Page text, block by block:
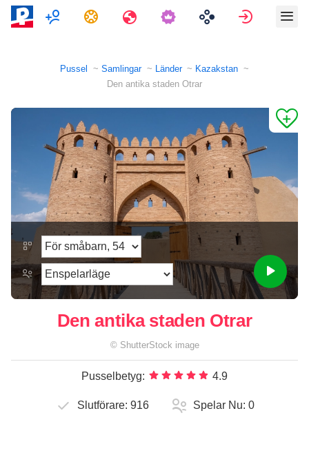
MultiplayerUppgifter Resor Logga in
Pussel Samlingar Länder
Kazakstan
Den antika staden Otrar
Den antika staden Otrar
© ShutterStock image
Pusselbetyg: 4.9
Slutförare: 916 Spelar Nu: 0